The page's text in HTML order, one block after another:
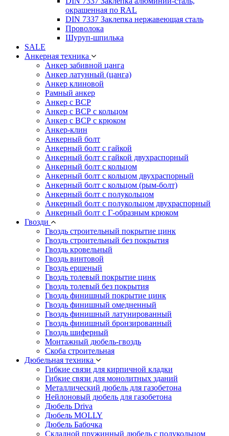
окрашенная по RAL
DIN 7337 Заклепка нержавеющая сталь
Проволока
Шуруп-шпилька
SALE
Анкерная техника
Анкер забивной цанга
Анкер латунный (цанга)
Анкер клиновой
Рамный анкер
Анкер с ВСР
Анкер с ВСР с кольцом
Анкер с ВСР с крюком
Анкер-клин
Анкерный болт
Анкерный болт с гайкой
Анкерный болт с гайкой двухраспорный
Анкерный болт с кольцом
Анкерный болт с кольцом двухраспорный
Анкерный болт с кольцом (рым-болт)
Анкерный болт с полукольцом
Анкерный болт с полукольцом двухраспорный
Анкерный болт с Г-образным крюком
Гвозди
Гвоздь строительный покрытие цинк
Гвоздь строительный без покрытия
Гвоздь кровельный
Гвоздь винтовой
Гвоздь ершеный
Гвоздь толевый покрытие цинк
Гвоздь толевый без покрытия
Гвоздь финишный покрытие цинк
Гвоздь финишный омедненный
Гвоздь финишный латунированный
Гвоздь финишный бронзированный
Гвоздь шиферный
Монтажный дюбель-гвоздь
Скоба строительная
Дюбельная техника
Гибкие связи для кирпичной кладки
Гибкие связи для монолитных зданий
Металлический дюбель для газобетона
Нейлоновый дюбель для газобетона
Дюбель Driva
Дюбель MOLLY
Дюбель Бабочка
Складной пружинный дюбель с полукольцом